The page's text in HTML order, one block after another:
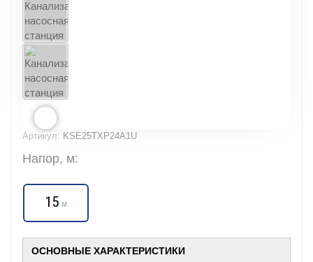
Артикул: KSE25TXP24A1U
Напор, м:
15 м
ОСНОВНЫЕ ХАРАКТЕРИСТИКИ